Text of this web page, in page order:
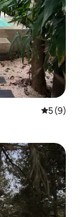
평점 5점
5 (9)